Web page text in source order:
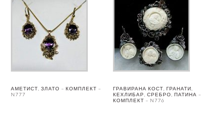
АМЕТИСТ, ЗЛАТО – КОМПЛЕКТ –
N777
ГРАВИРАНА КОСТ, ГРАНАТИ,
КЕХЛИБАР, СРЕБРО, ПАТИНА –
КОМПЛЕКТ – N776